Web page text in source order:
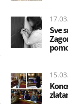
Sve